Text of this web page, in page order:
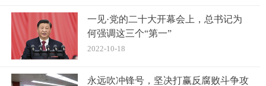
一见·党的二十大开幕会上，总书记为
何强调这三个“第一”
2022-10-18
永远吹冲锋号，坚决打赢反腐败斗争攻